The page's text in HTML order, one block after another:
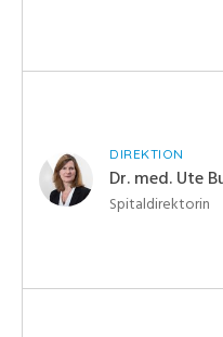
DIREKTION
Dr. med. Ute
Spitaldirektorin